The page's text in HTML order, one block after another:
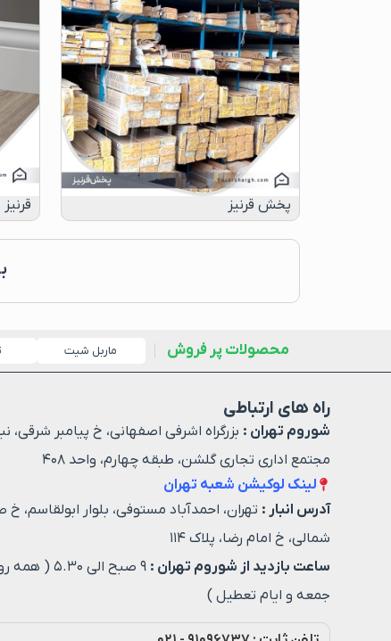
پخش قرنیز
محصولات پر فروش ماربل شیت
راه های ارتباطی
شوروم تهران : بزرگراه اشرفی اصفهانی، خ پیامبر شرقی،
مجتمع اداری تجاری گلشن، طبقه چهارم، واحد ۴۰۸
لینک لوکیشن شعبه تهران
آدرس انبار : تهران، احمدآباد مستوفی، بلوار ابولقاسم،
شمالی، خ امام رضا، پلاک ۱۱۴
ساعت بازدید از شوروم تهران :
۹ صبح الی
جمعه و ایام تعطیل )